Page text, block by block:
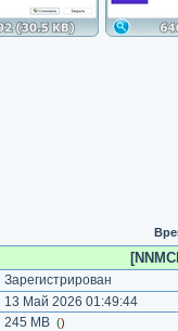
Зарегистрирован
13 Май 2026 01:49:44
245 MB ()